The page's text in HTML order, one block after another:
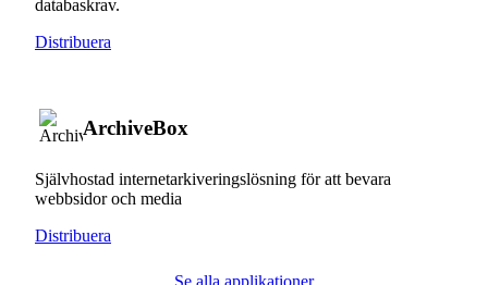
databaskrav.
Distribuera
ArchiveBox
Självhostad internetarkiveringslösning för att bevara
webbsidor och media
Distribuera
Se alla applikationer